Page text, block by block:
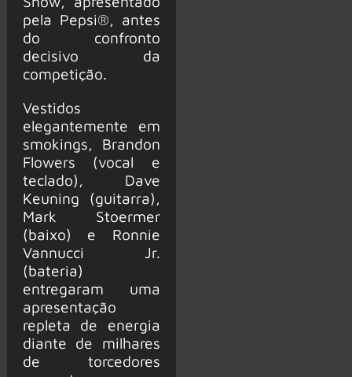
pela Pepsi®, antes
do confronto
decisivo da
competição.
Vestidos
elegantemente em
smokings, Brandon
Flowers (vocal e
teclado), Dave
Keuning (guitarra),
Mark Stoermer
(baixo) e Ronnie
Vannucci Jr.
(bateria)
entregaram uma
apresentação
repleta de energia
diante de milhares
de torcedores